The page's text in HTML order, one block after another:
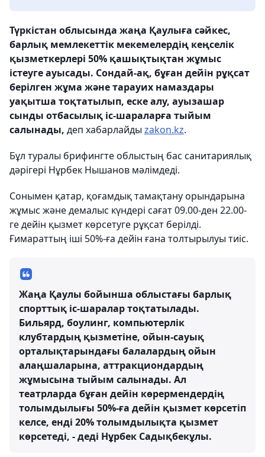
Түркістан облысында жаңа Қаулыға сәйкес,
барлық мемлекеттік мекемелердің кеңселік
қызметкерлері 50% қашықтықтан жұмыс
істеуге ауысады. Сондай-ақ, бұған дейін рұқсат
берілген жұма және тарауих намаздары
уақытша тоқтатылып, еске алу, ауызашар
сынды отбасылық іс-шараларға тыйым
салынады, деп хабарлайды zakon.kz.
Бұл туралы брифингте облыстың бас санитариялық
дәрігері Нұрбек Нышанов мәлімдеді.
Сонымен қатар, қоғамдық тамақтану орындарына
жұмыс және демалыс күндері сағат 09.00-ден 22.00-
ге дейін қызмет көрсетуге рұқсат берілді.
Ғимараттың іші 50%-ға дейін ғана толтырылуы тиіс.
Жаңа Қаулы бойынша облыстағы барлық
спорттық іс-шаралар тоқтатылады.
Бильярд, боулинг, компьютерлік
клубтардың қызметіне, ойын-сауық
орталықтарындағы балалардың ойын
алаңшаларына, аттракциондардың
жұмысына тыйым салынады. Ал
театрларда бұған дейін көрермендердің
толымдылығы 50%-ға дейін қызмет көрсетіп
келсе, енді 20% толымдылықта қызмет
көрсетеді, - деді Нұрбек Садықбекұлы.